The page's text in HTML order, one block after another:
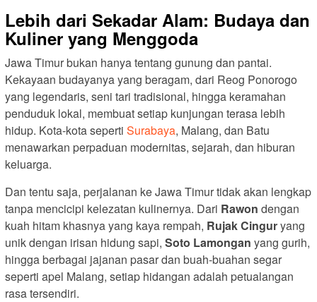
Lebih dari Sekadar Alam: Budaya dan
Kuliner yang Menggoda
Jawa Timur bukan hanya tentang gunung dan pantai.
Kekayaan budayanya yang beragam, dari Reog Ponorogo
yang legendaris, seni tari tradisional, hingga keramahan
penduduk lokal, membuat setiap kunjungan terasa lebih
hidup. Kota-kota seperti Surabaya, Malang, dan Batu
menawarkan perpaduan modernitas, sejarah, dan hiburan
keluarga.
Dan tentu saja, perjalanan ke Jawa Timur tidak akan lengkap
tanpa mencicipi kelezatan kulinernya. Dari Rawon dengan
kuah hitam khasnya yang kaya rempah, Rujak Cinguryang
unik dengan irisan hidung sapi, Soto Lamongan yang gurih,
hingga berbagai jajanan pasar dan buah-buahan segar
seperti apel Malang, setiap hidangan adalah petualangan
rasa tersendiri.